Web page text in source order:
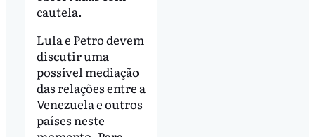
cautela.
Lula e Petro devem
discutir uma
possível mediação
das relações entre a
Venezuela e outros
países neste